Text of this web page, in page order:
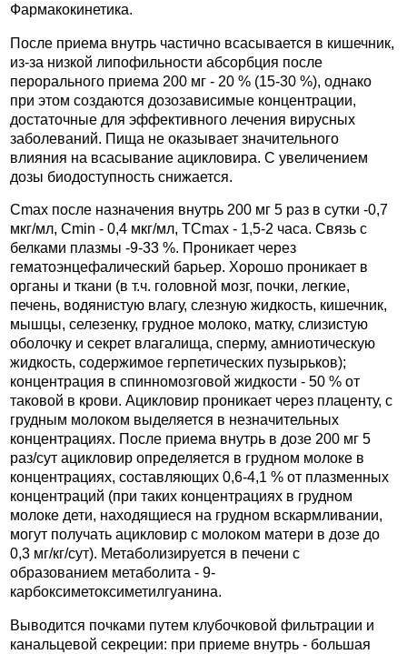
Фармакокинетика.
После приема внутрь частично всасывается в кишечник,
из-за низкой липофильности абсорбция после
перорального приема 200 мг - 20 % (15-30 %), однако
при этом создаются дозозависимые концентрации,
достаточные для эффективного лечения вирусных
заболеваний. Пища не оказывает значительного
влияния на всасывание ацикловира. С увеличением
дозы биодоступность снижается.
Cmax после назначения внутрь 200 мг 5 раз в сутки -0,7
мкг/мл, Cmin - 0,4 мкг/мл, ТCmax - 1,5-2 часа. Связь с
белками плазмы -9-33 %. Проникает через
гематоэнцефалический барьер. Хорошо проникает в
органы и ткани (в т.ч. головной мозг, почки, легкие,
печень, водянистую влагу, слезную жидкость, кишечник,
мышцы, селезенку, грудное молоко, матку, слизистую
оболочку и секрет влагалища, сперму, амниотическую
жидкость, содержимое герпетических пузырьков);
концентрация в спинномозговой жидкости - 50 % от
таковой в крови. Ацикловир проникает через плаценту, с
грудным молоком выделяется в незначительных
концентрациях. После приема внутрь в дозе 200 мг 5
раз/сут ацикловир определяется в грудном молоке в
концентрациях, составляющих 0,6-4,1 % от плазменных
концентраций (при таких концентрациях в грудном
молоке дети, находящиеся на грудном вскармливании,
могут получать ацикловир с молоком матери в дозе до
0,3 мг/кг/сут). Метаболизируется в печени с
образованием метаболита - 9-
карбоксиметоксиметилгуанина.
Выводится почками путем клубочковой фильтрации и
канальцевой секреции: при приеме внутрь - большая